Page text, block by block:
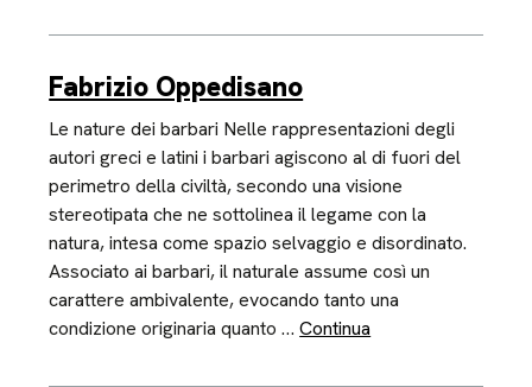
Fabrizio Oppedisano
Le nature dei barbari Nelle rappresentazioni degli
autori greci e latini i barbari agiscono al di fuori del
perimetro della civiltà, secondo una visione
stereotipata che ne sottolinea il legame con la
natura, intesa come spazio selvaggio e disordinato.
Associato ai barbari, il naturale assume così un
carattere ambivalente, evocando tanto una
condizione originaria quanto …Continua